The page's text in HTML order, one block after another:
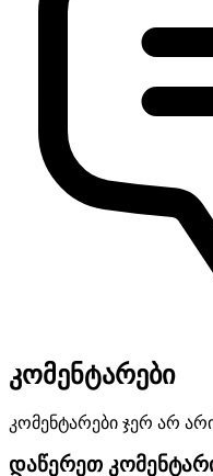
კომენტარები
კომენტარები ჯერ არ
დაწერეთ